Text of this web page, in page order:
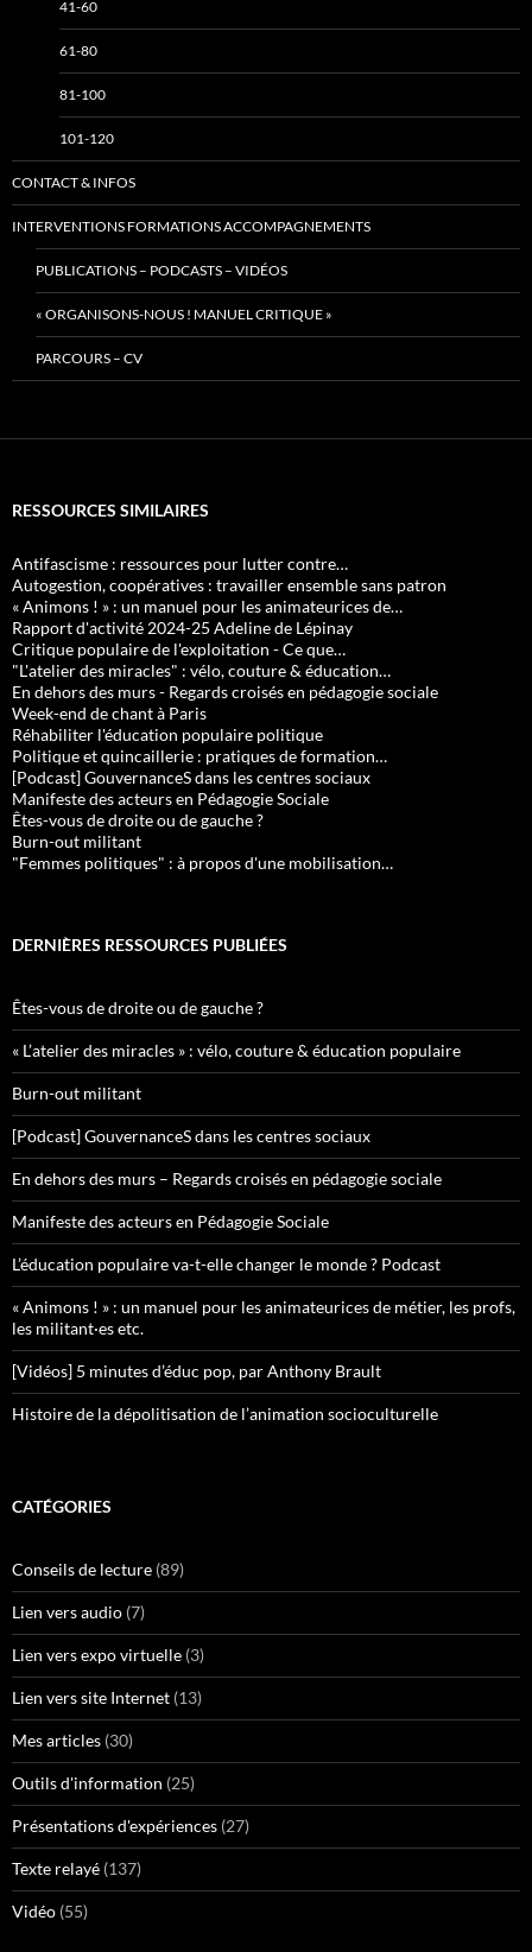
41-60
61-80
81-100
101-120
CONTACT & INFOS
INTERVENTIONS FORMATIONS ACCOMPAGNEMENTS
PUBLICATIONS – PODCASTS – VIDÉOS
« ORGANISONS-NOUS ! MANUEL CRITIQUE »
PARCOURS – CV
RESSOURCES SIMILAIRES
Antifascisme : ressources pour lutter contre…
Autogestion, coopératives : travailler ensemble sans patron
« Animons ! » : un manuel pour les animateurices de…
Rapport d'activité 2024-25 Adeline de Lépinay
Critique populaire de l'exploitation - Ce que…
"L'atelier des miracles" : vélo, couture & éducation…
En dehors des murs - Regards croisés en pédagogie sociale
Week-end de chant à Paris
Réhabiliter l'éducation populaire politique
Politique et quincaillerie : pratiques de formation…
[Podcast] GouvernanceS dans les centres sociaux
Manifeste des acteurs en Pédagogie Sociale
Êtes-vous de droite ou de gauche ?
Burn-out militant
"Femmes politiques" : à propos d'une mobilisation…
DERNIÈRES RESSOURCES PUBLIÉES
Êtes-vous de droite ou de gauche ?
« L’atelier des miracles » : vélo, couture & éducation populaire
Burn-out militant
[Podcast] GouvernanceS dans les centres sociaux
En dehors des murs – Regards croisés en pédagogie sociale
Manifeste des acteurs en Pédagogie Sociale
L’éducation populaire va-t-elle changer le monde ? Podcast
« Animons ! » : un manuel pour les animateurices de métier, les profs,
les militant·es etc.
[Vidéos] 5 minutes d’éduc pop, par Anthony Brault
Histoire de la dépolitisation de l’animation socioculturelle
CATÉGORIES
Conseils de lecture (89)
Lien vers audio (7)
Lien vers expo virtuelle (3)
Lien vers site Internet (13)
Mes articles (30)
Outils d'information (25)
Présentations d'expériences (27)
Texte relayé (137)
Vidéo (55)